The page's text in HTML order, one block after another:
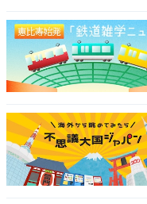
聞いてすごいと思う
義塾大学、2位 京都大
・
早稲田大学、2位 京都
・
「お金持ちなイメージ